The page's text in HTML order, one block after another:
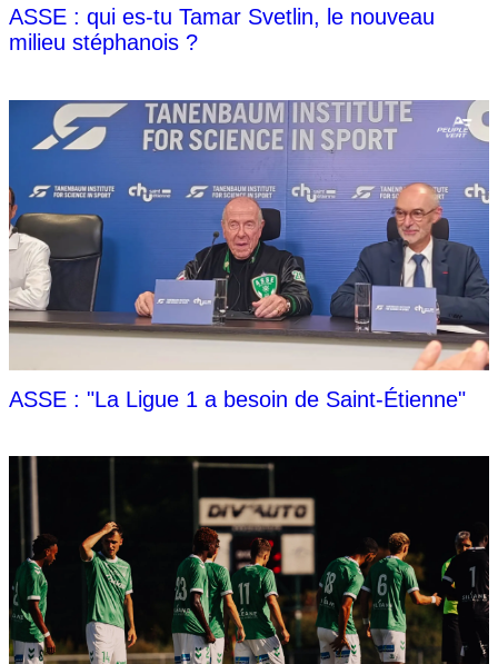
ASSE : qui es-tu Tamar Svetlin, le nouveau
milieu stéphanois ?
ASSE : "La Ligue 1 a besoin de Saint-Étienne"